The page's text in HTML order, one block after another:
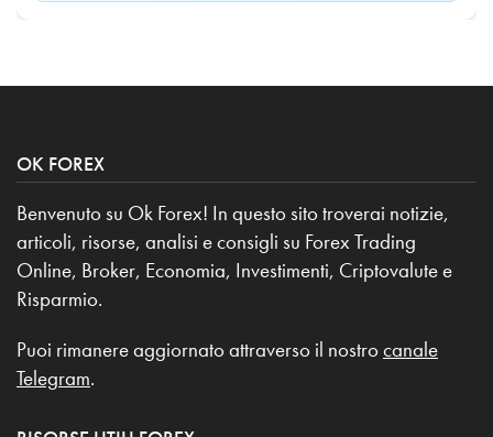
OK FOREX
Benvenuto su Ok Forex! In questo sito troverai notizie,
articoli, risorse, analisi e consigli su Forex Trading
Online, Broker, Economia, Investimenti, Criptovalute e
Risparmio.
Puoi rimanere aggiornato attraverso il nostro canale
Telegram.